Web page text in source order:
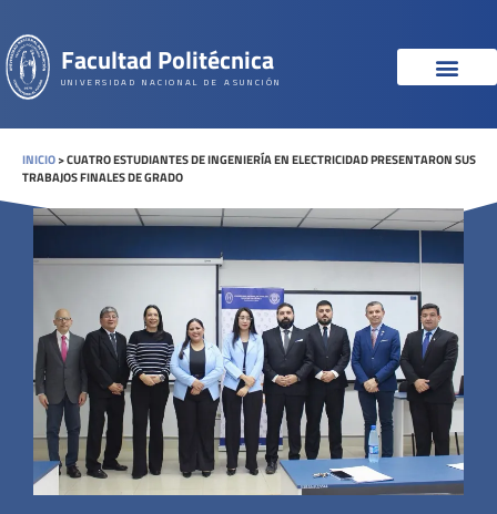
Facultad Politécnica
UNIVERSIDAD NACIONAL DE ASUNCIÓN
INICIO>CUATRO ESTUDIANTES DE INGENIERÍA EN ELECTRICIDAD PRESENTARON SUS
TRABAJOS FINALES DE GRADO